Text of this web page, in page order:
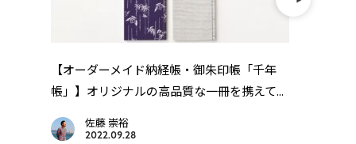
【オーダーメイド納経帳・御朱印帳「千年
帳」】オリジナルの高品質な一冊を携えて...
佐藤 崇裕
2022.09.28